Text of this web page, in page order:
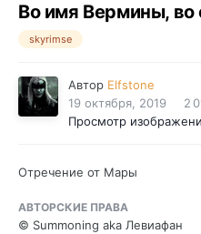
Во имя Вермины, во
skyrimse
Автор Elfstone
19 октября, 2019
2
Просмотр
Отречение от Мары
АВТОРСКИЕ ПРАВА
© Summoning aka Левиафан